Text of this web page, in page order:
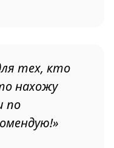
тех, кто
нахожу
по